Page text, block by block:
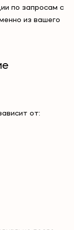
по запросам с
из вашего
от: